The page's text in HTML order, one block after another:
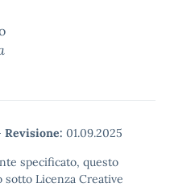
Revisione: 01.09.2025
specificato, questo
Licenza Creative